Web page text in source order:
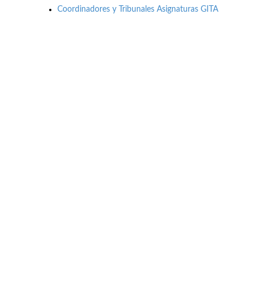
Coordinadores y Tribunales Asignaturas GITA